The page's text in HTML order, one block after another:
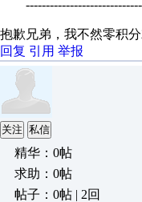
抱歉兄弟，我不然零积
回复 引用 举报
关注 私信
精华：0帖
求助：0帖
帖子：0帖 | 2回